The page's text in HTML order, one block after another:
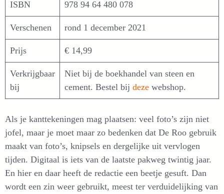
ISBN 978 94 64 480 078
Verschenen rond 1 december 2021
Prijs € 14,99
Verkrijgbaar
bij
Niet bij de boekhandel van steen en
cement. Bestel bij deze webshop.
Als je kanttekeningen mag plaatsen: veel foto’s zijn niet
jofel, maar je moet maar zo bedenken dat De Roo gebruik
maakt van foto’s, knipsels en dergelijke uit vervlogen
tijden. Digitaal is iets van de laatste pakweg twintig jaar.
En hier en daar heeft de redactie een beetje gesuft. Dan
wordt een zin weer gebruikt, meest ter verduidelijking van